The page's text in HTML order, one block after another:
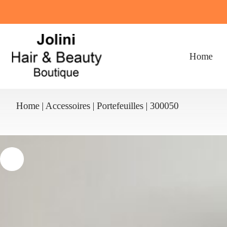
de
Home
Home | Accessoires | Portefeuilles | 300050